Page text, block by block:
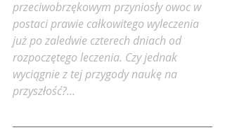
przeciwobrzękowym przyniosły owoc w
postaci prawie całkowitego wyleczenia
już po zaledwie czterech dniach od
rozpoczętego leczenia. Czy jednak
wyciągnie z tej przygody naukę na
przyszłość?...